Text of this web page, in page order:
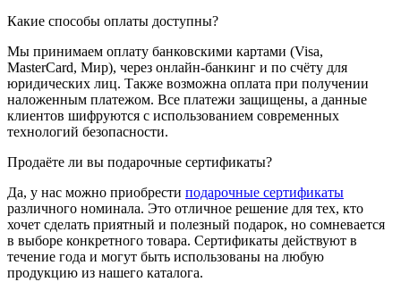
Какие способы оплаты доступны?
Мы принимаем оплату банковскими картами (Visa,
MasterCard, Мир), через онлайн-банкинг и по счёту для
юридических лиц. Также возможна оплата при получении
наложенным платежом. Все платежи защищены, а данные
клиентов шифруются с использованием современных
технологий безопасности.
Продаёте ли вы подарочные сертификаты?
Да, у нас можно приобрести подарочные сертификаты
различного номинала. Это отличное решение для тех, кто
хочет сделать приятный и полезный подарок, но сомневается
в выборе конкретного товара. Сертификаты действуют в
течение года и могут быть использованы на любую
продукцию из нашего каталога.